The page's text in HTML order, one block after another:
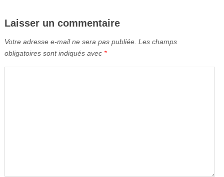
Laisser un commentaire
Votre adresse e-mail ne sera pas publiée. Les champs
obligatoires sont indiqués avec *